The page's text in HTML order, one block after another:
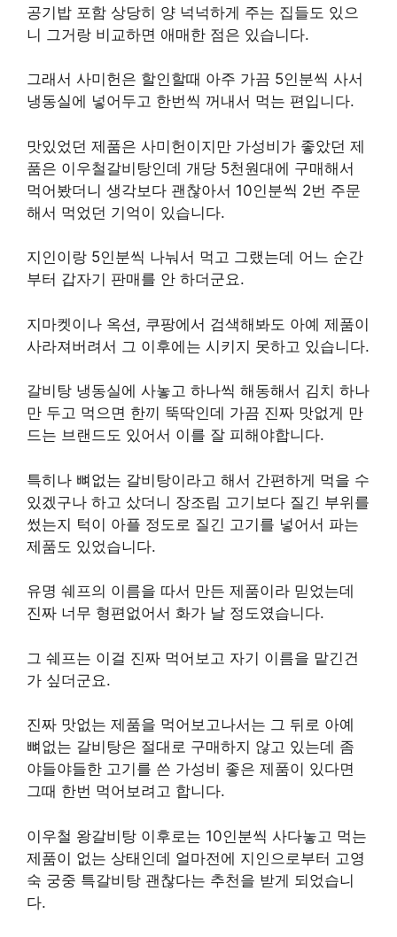
공기밥 포함 상당히 양 넉넉하게 주는 집들도 있으
니 그거랑 비교하면 애매한 점은 있습니다.
그래서 사미헌은 할인할때 아주 가끔 5인분씩 사서
냉동실에 넣어두고 한번씩 꺼내서 먹는 편입니다.
맛있었던 제품은 사미헌이지만 가성비가 좋았던 제
품은 이우철갈비탕인데 개당 5천원대에 구매해서
먹어봤더니 생각보다 괜찮아서 10인분씩 2번 주문
해서 먹었던 기억이 있습니다.
지인이랑 5인분씩 나눠서 먹고 그랬는데 어느 순간
부터 갑자기 판매를 안 하더군요.
지마켓이나 옥션, 쿠팡에서 검색해봐도 아예 제품이
사라져버려서 그 이후에는 시키지 못하고 있습니다.
갈비탕 냉동실에 사놓고 하나씩 해동해서 김치 하나
만 두고 먹으면 한끼 뚝딱인데 가끔 진짜 맛없게 만
드는 브랜드도 있어서 이를 잘 피해야합니다.
특히나 뼈없는 갈비탕이라고 해서 간편하게 먹을 수
있겠구나 하고 샀더니 장조림 고기보다 질긴 부위를
썼는지 턱이 아플 정도로 질긴 고기를 넣어서 파는
제품도 있었습니다.
유명 쉐프의 이름을 따서 만든 제품이라 믿었는데
진짜 너무 형편없어서 화가 날 정도였습니다.
그 쉐프는 이걸 진짜 먹어보고 자기 이름을 맡긴건
가 싶더군요.
진짜 맛없는 제품을 먹어보고나서는 그 뒤로 아예
뼈없는 갈비탕은 절대로 구매하지 않고 있는데 좀
야들야들한 고기를 쓴 가성비 좋은 제품이 있다면
그때 한번 먹어보려고 합니다.
이우철 왕갈비탕 이후로는 10인분씩 사다놓고 먹는
제품이 없는 상태인데 얼마전에 지인으로부터 고영
숙 궁중 특갈비탕 괜찮다는 추천을 받게 되었습니
다.